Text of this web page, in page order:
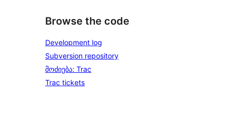
Browse the code
Development log
Subversion repository
მოძიება: Trac
Trac tickets